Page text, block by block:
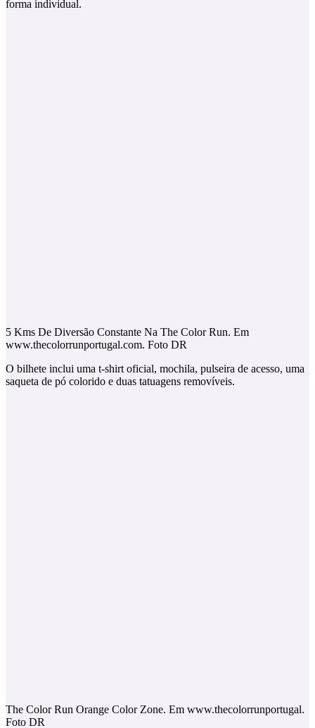
forma individual.
5 Kms De Diversão Constante Na The Color Run. Em
www.thecolorrunportugal.com. Foto DR
O bilhete inclui uma t-shirt oficial, mochila, pulseira de acesso, uma
saqueta de pó colorido e duas tatuagens removíveis.
The Color Run Orange Color Zone. Em www.thecolorrunportugal.
Foto DR